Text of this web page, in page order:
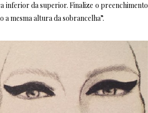
inferior da superior. Finalize o preenchimento
mesma altura da sobrancelha”.